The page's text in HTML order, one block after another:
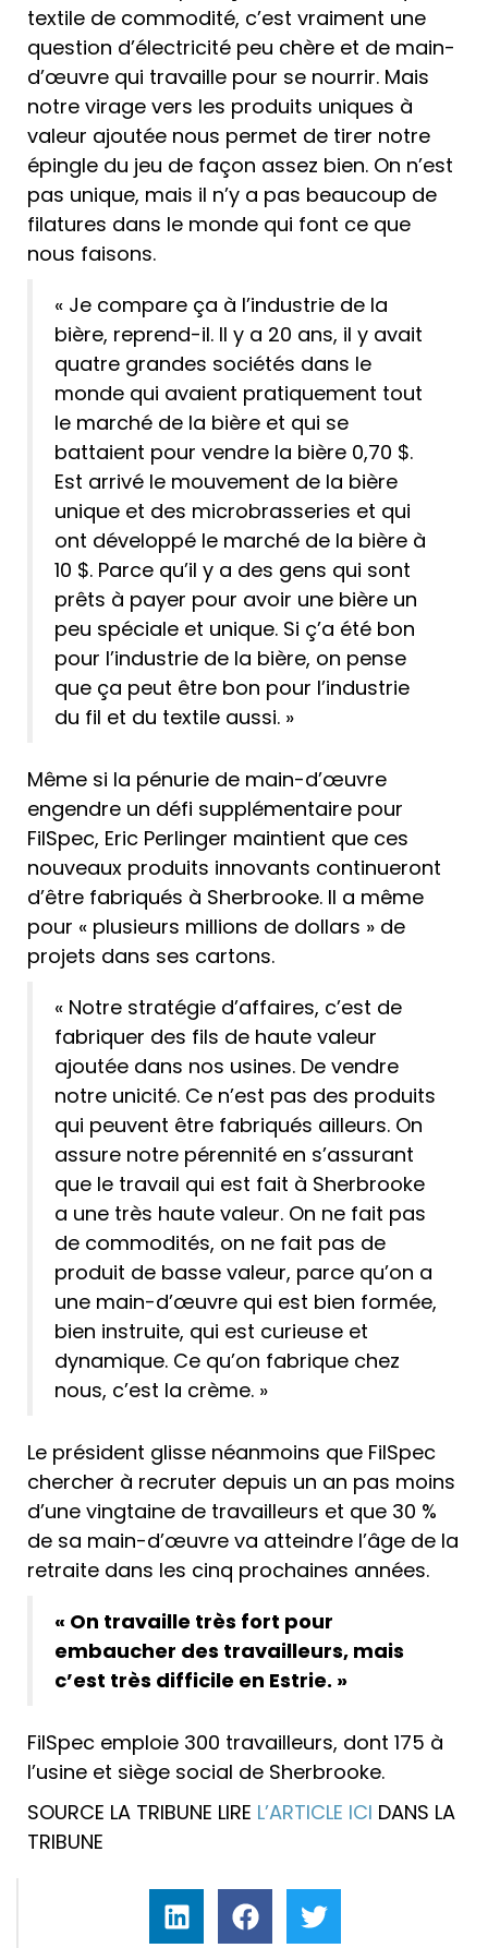
textile de commodité, c’est vraiment une
question d’électricité peu chère et de main-
d’œuvre qui travaille pour se nourrir. Mais
notre virage vers les produits uniques à
valeur ajoutée nous permet de tirer notre
épingle du jeu de façon assez bien. On n’est
pas unique, mais il n’y a pas beaucoup de
filatures dans le monde qui font ce que
nous faisons.
« Je compare ça à l’industrie de la
bière, reprend-il. Il y a 20 ans, il y avait
quatre grandes sociétés dans le
monde qui avaient pratiquement tout
le marché de la bière et qui se
battaient pour vendre la bière 0,70 $.
Est arrivé le mouvement de la bière
unique et des microbrasseries et qui
ont développé le marché de la bière à
10 $. Parce qu’il y a des gens qui sont
prêts à payer pour avoir une bière un
peu spéciale et unique. Si ç’a été bon
pour l’industrie de la bière, on pense
que ça peut être bon pour l’industrie
du fil et du textile aussi. »
Même si la pénurie de main-d’œuvre
engendre un défi supplémentaire pour
FilSpec, Eric Perlinger maintient que ces
nouveaux produits innovants continueront
d’être fabriqués à Sherbrooke. Il a même
pour « plusieurs millions de dollars » de
projets dans ses cartons.
« Notre stratégie d’affaires, c’est de
fabriquer des fils de haute valeur
ajoutée dans nos usines. De vendre
notre unicité. Ce n’est pas des produits
qui peuvent être fabriqués ailleurs. On
assure notre pérennité en s’assurant
que le travail qui est fait à Sherbrooke
a une très haute valeur. On ne fait pas
de commodités, on ne fait pas de
produit de basse valeur, parce qu’on a
une main-d’œuvre qui est bien formée,
bien instruite, qui est curieuse et
dynamique. Ce qu’on fabrique chez
nous, c’est la crème. »
Le président glisse néanmoins que FilSpec
chercher à recruter depuis un an pas moins
d’une vingtaine de travailleurs et que 30 %
de sa main-d’œuvre va atteindre l’âge de la
retraite dans les cinq prochaines années.
« On travaille très fort pour
embaucher des travailleurs, mais
c’est très difficile en Estrie. »
FilSpec emploie 300 travailleurs, dont 175 à
l’usine et siège social de Sherbrooke.
SOURCE LA TRIBUNE LIRE L’ARTICLE ICI DANS LA
TRIBUNE